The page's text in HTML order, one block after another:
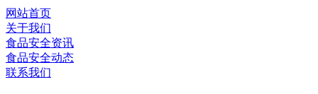
网站首页
关于我们
食品安全资讯
食品安全动态
联系我们